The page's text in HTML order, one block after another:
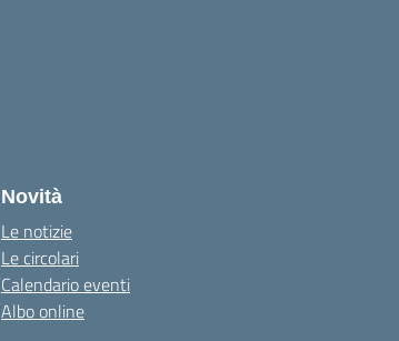
Novità
Le notizie
Le circolari
Calendario eventi
Albo online